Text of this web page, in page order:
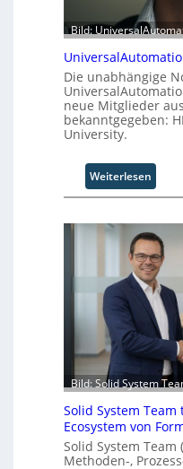
Bild:
Die unabhängige
neue Mitglieder
bekanntgegeben:
University.
Weiterlesen
U
i
v
e
r
s
a
l
A
u
t
o
m
a
t
i
Bild: Solid System
Solid System
Ecosystem von
Solid System
Methoden-,